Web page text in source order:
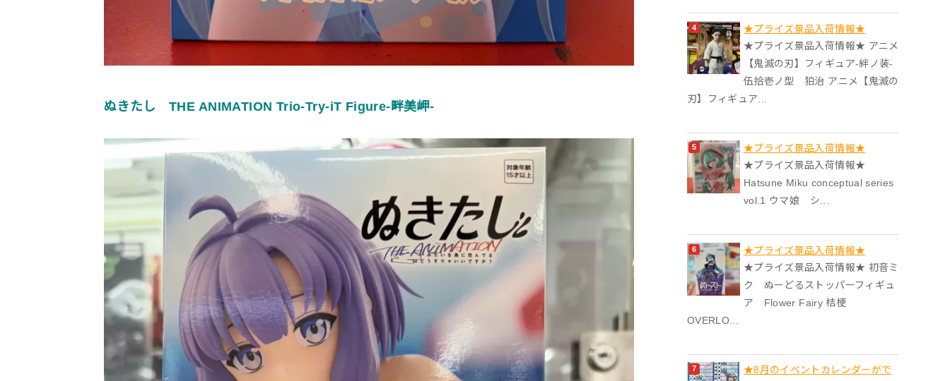
ぬきたし THE ANIMATION Trio-Try-iT Figure-畔美岬-
★プライズ景品入荷情報★
★プライズ景品入荷情報★ アニメ
【鬼滅の刃】フィギュア-絆ノ装-
伍拾壱ノ型 狛治 アニメ【鬼滅の
刃】フィギュア...
★プライズ景品入荷情報★
★プライズ景品入荷情報★
Hatsune Miku conceptual series
vol.1 ウマ娘 シ...
★プライズ景品入荷情報★
★プライズ景品入荷情報★ 初音ミ
ク ぬーどるストッパーフィギュ
ア Flower Fairy 桔梗
OVERLO...
★8月のイベントカレンダーがで